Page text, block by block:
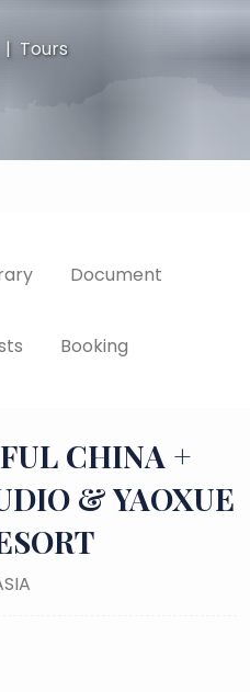
Tours
Tours
Tours
Tours
Document
Booking
CHINA +
& YAOXUE